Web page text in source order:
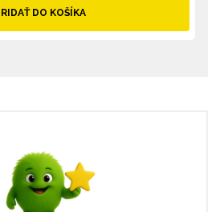
DO KOŠÍKA